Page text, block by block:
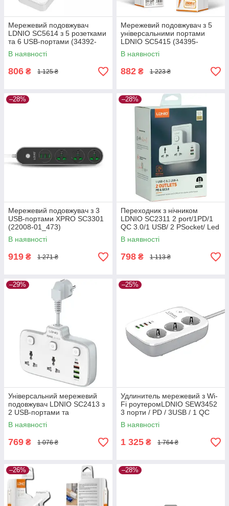
Мережевий подовжувач
LDNIO SC5614 з 5 розетками
та 6 USB-портами (34392-
01_342)
В наявності
806 ₴ 1 125 ₴
Мережевий подовжувач з 5
універсальними портами
LDNIO SC5415 (34395-
01_394)
В наявності
882 ₴ 1 223 ₴
–28%
Мережевий подовжувач з 3
USB-портами XPRO SC3301
(22008-01_473)
В наявності
919 ₴ 1 271 ₴
–28%
Переходник з нічником
LDNIO SC2311 2 port/1PD/1
QC 3.0/1 USB/ 2 PSocket/ Led
lamp (34394-01_336)
В наявності
798 ₴ 1 113 ₴
–29%
Універсальний мережевий
подовжувач LDNIO SC2413 з
2 USB-портами та
підтримкою PD і QC 3.0
(34396-01_316)
В наявності
769 ₴ 1 076 ₴
–25%
Удлинитель мережевий з Wi-
Fi роутеромLDNIO SEW3452
3 порти / PD / 3USB / 1 QC
3.0 / 1 Type-C (34390-
01_730)
В наявності
1 325 ₴ 1 764 ₴
–26% –28%